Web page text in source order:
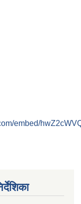
embed/